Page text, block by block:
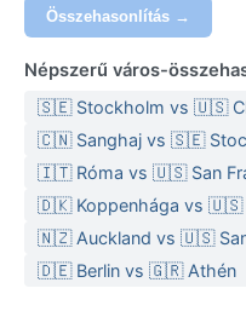
Összehasonlítás →
Népszerű város-
🇸🇪 Stockholm vs 🇺🇸
🇨🇳 Sanghaj vs 🇸🇪
🇮🇹 Róma vs 🇺🇸 San
🇩🇰 Koppenhága vs 🇺🇸
🇳🇿 Auckland vs 🇺🇸 San
🇩🇪 Berlin vs 🇬🇷 Athén